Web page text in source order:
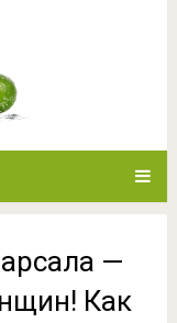
и стильно
—
Как